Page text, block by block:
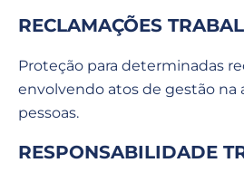
RECLAMAÇÕES
Proteção para determinadas
envolvendo atos de gestão na
pessoas.
RESPONSABILIDADE